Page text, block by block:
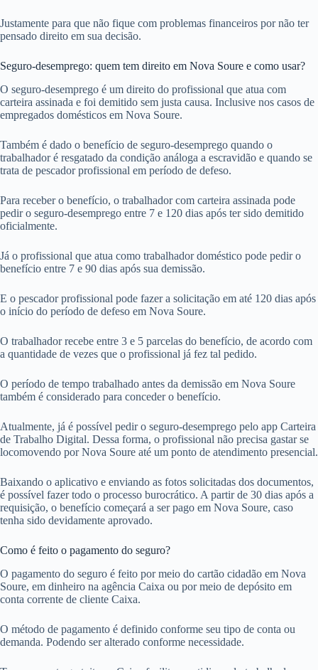
Justamente para que não fique com problemas financeiros por não ter
pensado direito em sua decisão.
Seguro-desemprego: quem tem direito em Nova Soure e como usar?
O seguro-desemprego é um direito do profissional que atua com
carteira assinada e foi demitido sem justa causa. Inclusive nos casos de
empregados domésticos em Nova Soure.
Também é dado o benefício de seguro-desemprego quando o
trabalhador é resgatado da condição análoga a escravidão e quando se
trata de pescador profissional em período de defeso.
Para receber o benefício, o trabalhador com carteira assinada pode
pedir o seguro-desemprego entre 7 e 120 dias após ter sido demitido
oficialmente.
Já o profissional que atua como trabalhador doméstico pode pedir o
benefício entre 7 e 90 dias após sua demissão.
E o pescador profissional pode fazer a solicitação em até 120 dias após
o início do período de defeso em Nova Soure.
O trabalhador recebe entre 3 e 5 parcelas do benefício, de acordo com
a quantidade de vezes que o profissional já fez tal pedido.
O período de tempo trabalhado antes da demissão em Nova Soure
também é considerado para conceder o benefício.
Atualmente, já é possível pedir o seguro-desemprego pelo app Carteira
de Trabalho Digital. Dessa forma, o profissional não precisa gastar se
locomovendo por Nova Soure até um ponto de atendimento presencial.
Baixando o aplicativo e enviando as fotos solicitadas dos documentos,
é possível fazer todo o processo burocrático. A partir de 30 dias após a
requisição, o benefício começará a ser pago em Nova Soure, caso
tenha sido devidamente aprovado.
Como é feito o pagamento do seguro?
O pagamento do seguro é feito por meio do cartão cidadão em Nova
Soure, em dinheiro na agência Caixa ou por meio de depósito em
conta corrente de cliente Caixa.
O método de pagamento é definido conforme seu tipo de conta ou
demanda. Podendo ser alterado conforme necessidade.